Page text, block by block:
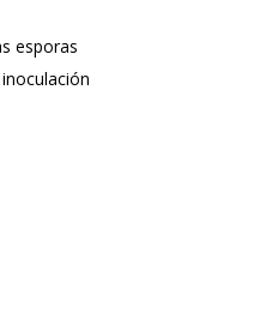
esporas